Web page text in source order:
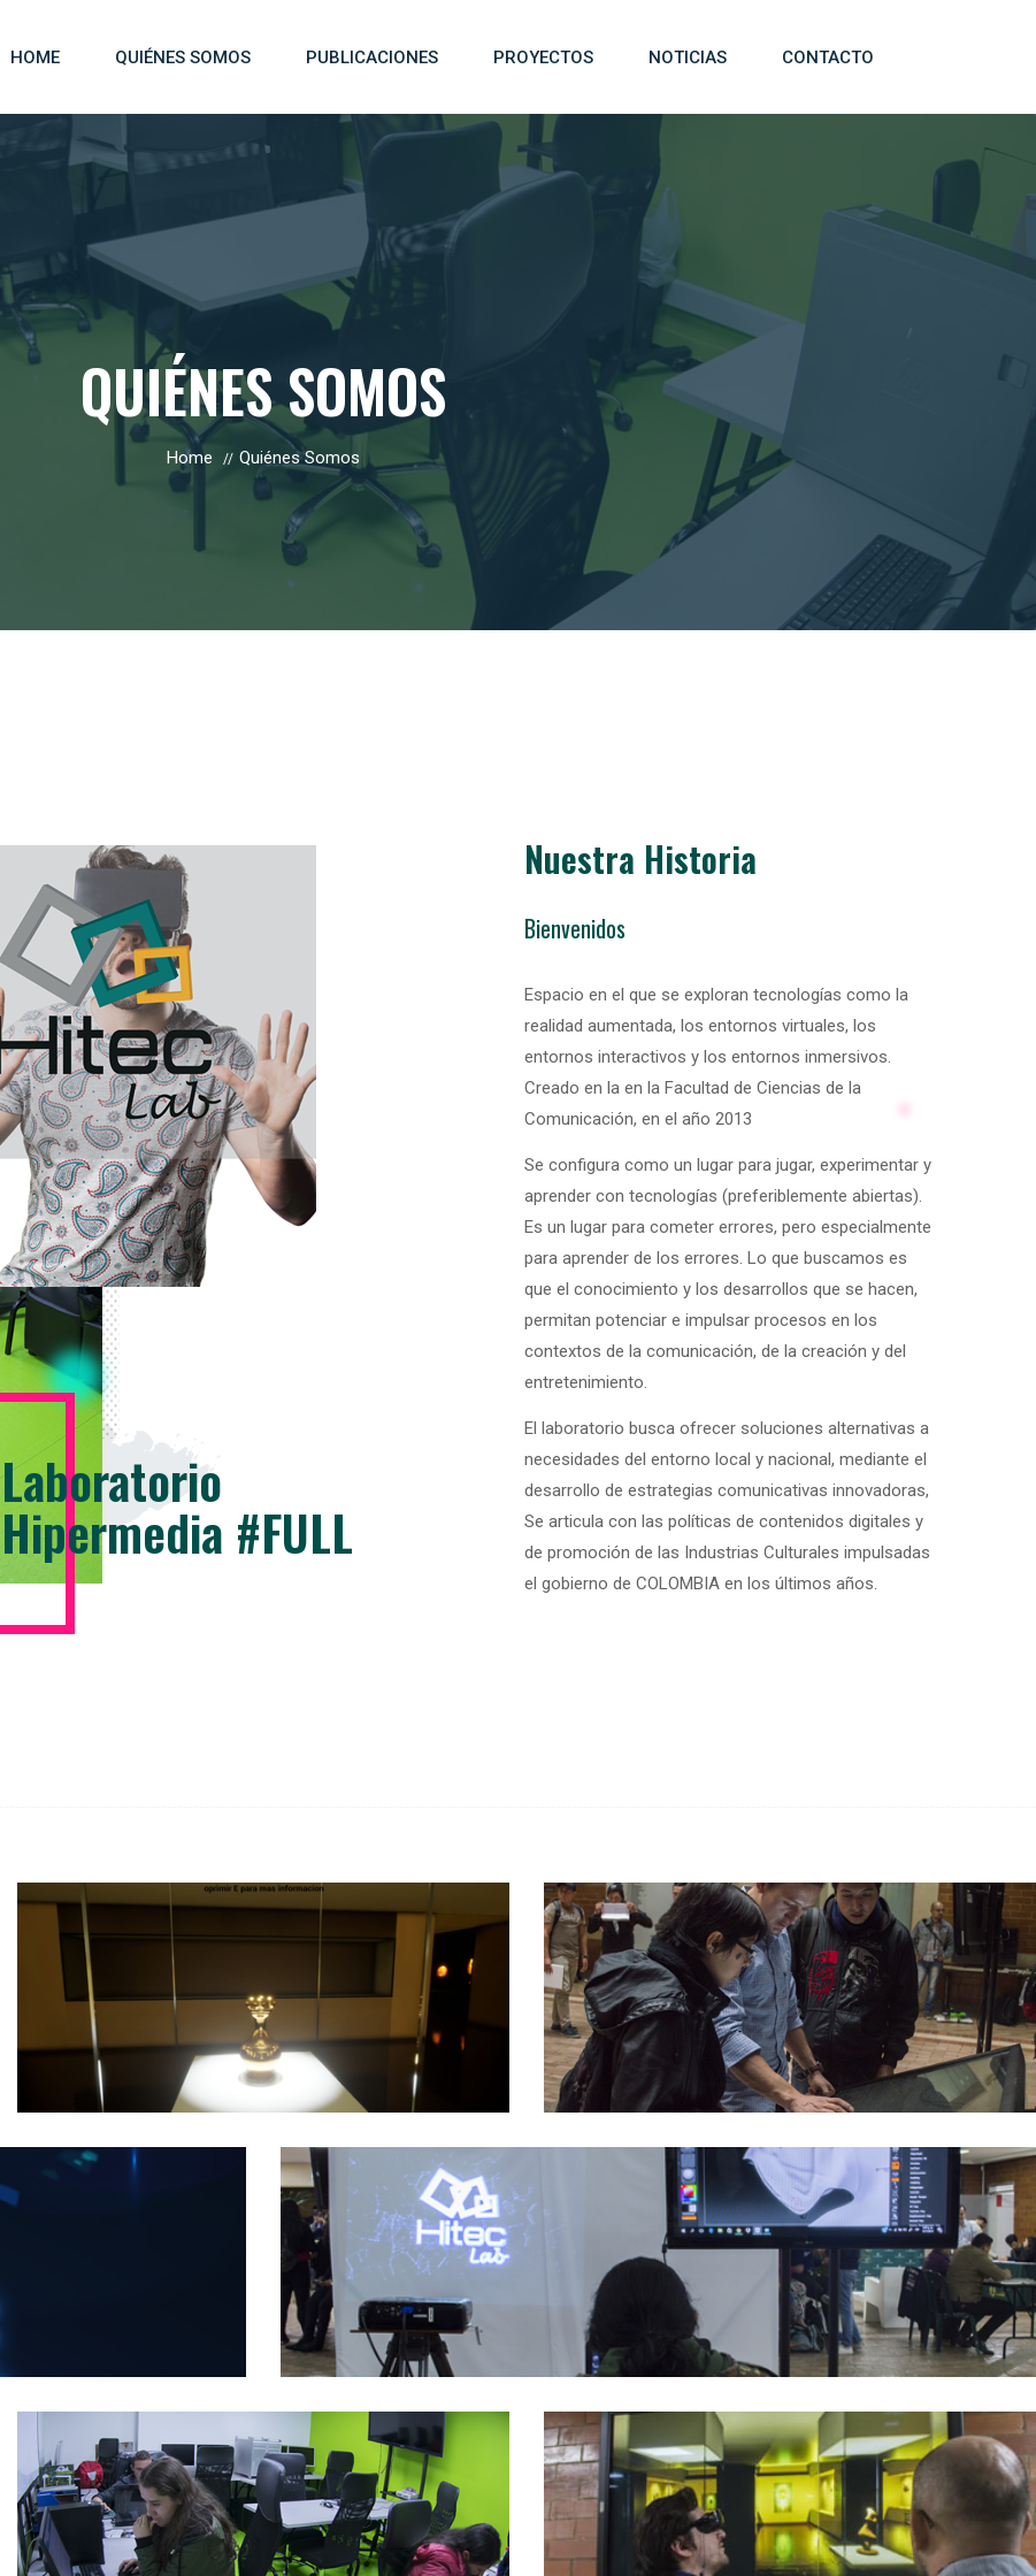
HOME QUIÉNES SOMOS PUBLICACIONES PROYECTOS NOTICIAS CONTACTO
QUIÉNES SOMOS
Home // Quiénes Somos
Laboratorio
Hipermedia #FULL
Nuestra Historia
Bienvenidos
Espacio en el que se exploran tecnologías como la
realidad aumentada, los entornos virtuales, los
entornos interactivos y los entornos inmersivos.
Creado en la en la Facultad de Ciencias de la
Comunicación, en el año 2013
Se configura como un lugar para jugar, experimentar y
aprender con tecnologías (preferiblemente abiertas).
Es un lugar para cometer errores, pero especialmente
para aprender de los errores. Lo que buscamos es
que el conocimiento y los desarrollos que se hacen,
permitan potenciar e impulsar procesos en los
contextos de la comunicación, de la creación y del
entretenimiento.
El laboratorio busca ofrecer soluciones alternativas a
necesidades del entorno local y nacional, mediante el
desarrollo de estrategias comunicativas innovadoras,
Se articula con las políticas de contenidos digitales y
de promoción de las Industrias Culturales impulsadas
el gobierno de COLOMBIA en los últimos años.